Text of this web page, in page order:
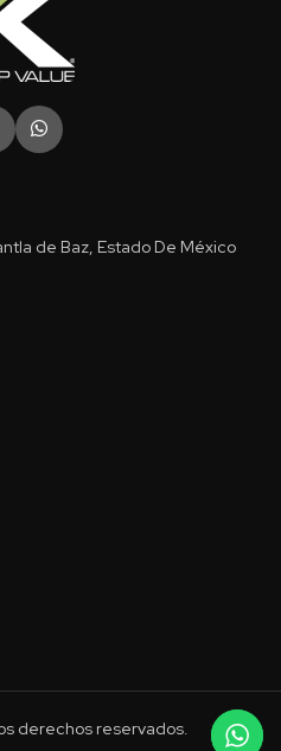
de Baz, Estado De México
derechos reservados.